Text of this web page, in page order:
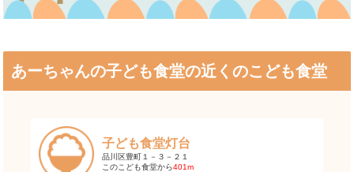
あーちゃんの子ども食堂の近くのこども食堂
子ども食堂灯台
品川区豊町１－３－２１
このこども食堂から401m